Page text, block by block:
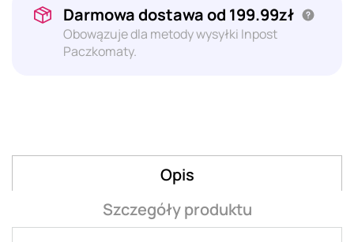
Darmowa dostawa od 199.99zł
Obowązuje dla metody wysyłki Inpost
Paczkomaty.
Opis
Szczegóły produktu